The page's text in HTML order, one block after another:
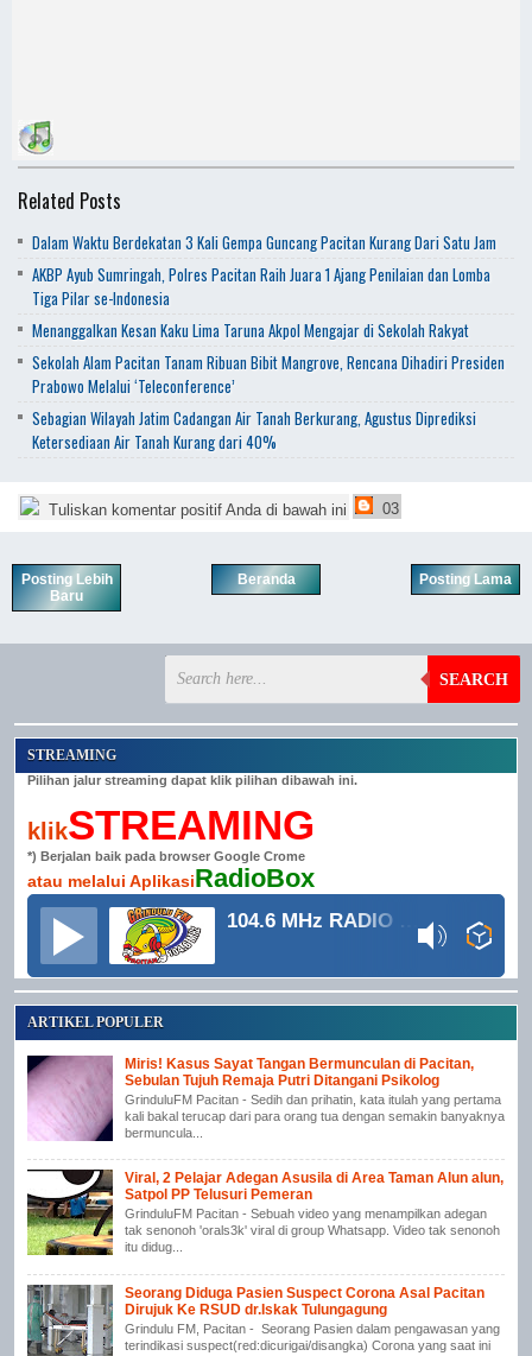
Related Posts
Dalam Waktu Berdekatan 3 Kali Gempa Guncang Pacitan Kurang Dari Satu Jam
AKBP Ayub Sumringah, Polres Pacitan Raih Juara 1 Ajang Penilaian dan Lomba
Tiga Pilar se-Indonesia
Menanggalkan Kesan Kaku Lima Taruna Akpol Mengajar di Sekolah Rakyat
Sekolah Alam Pacitan Tanam Ribuan Bibit Mangrove, Rencana Dihadiri Presiden
Prabowo Melalui ‘Teleconference’
Sebagian Wilayah Jatim Cadangan Air Tanah Berkurang, Agustus Diprediksi
Ketersediaan Air Tanah Kurang dari 40%
Tuliskan komentar positif Anda di bawah ini 03
Posting Lebih
Baru
Posting Lama
Beranda
SEARCH
STREAMING
Pilihan jalur streaming dapat klik pilihan dibawah ini.
klikSTREAMING
*) Berjalan baik pada browser Google Crome
atau melalui AplikasiRadioBox
104.6 MHz RADIO GRINDULU FM
ARTIKEL POPULER
Miris! Kasus Sayat Tangan Bermunculan di Pacitan,
Sebulan Tujuh Remaja Putri Ditangani Psikolog
GrinduluFM Pacitan - Sedih dan prihatin, kata itulah yang pertama
kali bakal terucap dari para orang tua dengan semakin banyaknya
bermuncula...
Viral, 2 Pelajar Adegan Asusila di Area Taman Alun alun,
Satpol PP Telusuri Pemeran
GrinduluFM Pacitan - Sebuah video yang menampilkan adegan
tak senonoh 'orals3k' viral di group Whatsapp. Video tak senonoh
itu didug...
Seorang Diduga Pasien Suspect Corona Asal Pacitan
Dirujuk Ke RSUD dr.Iskak Tulungagung
Grindulu FM, Pacitan - Seorang Pasien dalam pengawasan yang
terindikasi suspect(red:dicurigai/disangka) Corona yang saat ini